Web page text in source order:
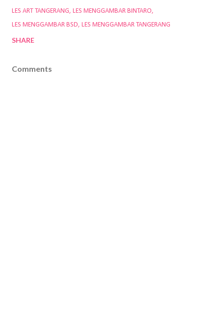
LES ART TANGERANG
LES MENGGAMBAR BINTARO
LES MENGGAMBAR BSD
LES MENGGAMBAR TANGERANG
SHARE
Comments